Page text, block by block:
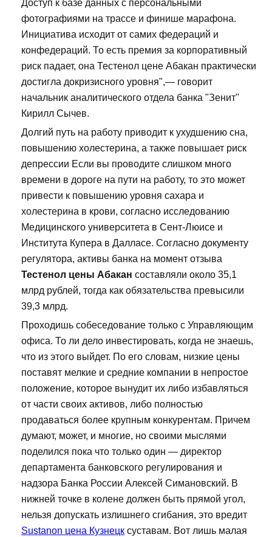
Доступ к базе данных с персональными
фотографиями на трассе и финише марафона.
Инициатива исходит от самих федераций и
конфедераций. То есть премия за корпоративный
риск падает, она Тестенол цене Абакан практически
достигла докризисного уровня",— говорит
начальник аналитического отдела банка "Зенит"
Кирилл Сычев.
Долгий путь на работу приводит к ухудшению сна,
повышению холестерина, а также повышает риск
депрессии Если вы проводите слишком много
времени в дороге на пути на работу, то это может
привести к повышению уровня сахара и
холестерина в крови, согласно исследованию
Медицинского университета в Сент-Люисе и
Института Купера в Далласе. Согласно документу
регулятора, активы банка на момент отзыва
Тестенол цены Абакан составляли около 35,1
млрд рублей, тогда как обязательства превысили
39,3 млрд.
Проходишь собеседование только с Управляющим
офиса. То ли дело инвестировать, когда не знаешь,
что из этого выйдет. По его словам, низкие цены
поставят мелкие и средние компании в непростое
положение, которое вынудит их либо избавляться
от части своих активов, либо полностью
продаваться более крупным конкурентам. Причем
думают, может, и многие, но своими мыслями
поделился пока что только один — директор
департамента банковского регулирования и
надзора Банка России Алексей Симановский. В
нижней точке в колене должен быть прямой угол,
нельзя допускать излишнего сгибания, это вредит
Sustanon цена Кузнецк суставам. Вот лишь малая